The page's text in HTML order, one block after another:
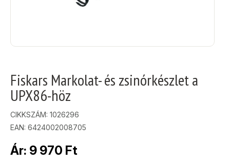
Fiskars Markolat- és zsinórkészlet a
UPX86-höz
CIKKSZÁM: 1026296
EAN: 6424002008705
Ár: 9 970 Ft